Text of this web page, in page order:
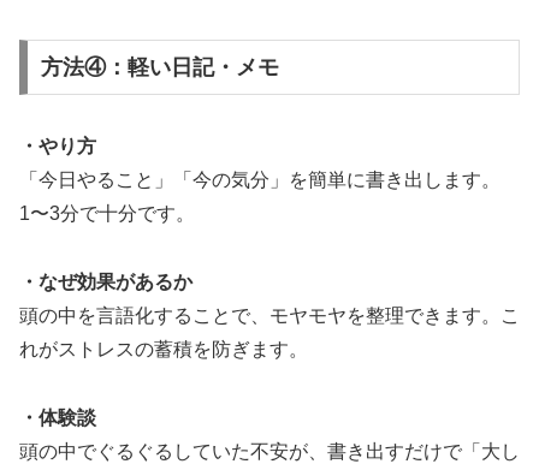
方法④：軽い日記・メモ
・やり方
「今日やること」「今の気分」を簡単に書き出します。
1〜3分で十分です。
・なぜ効果があるか
頭の中を言語化することで、モヤモヤを整理できます。こ
れがストレスの蓄積を防ぎます。
・体験談
頭の中でぐるぐるしていた不安が、書き出すだけで「大し